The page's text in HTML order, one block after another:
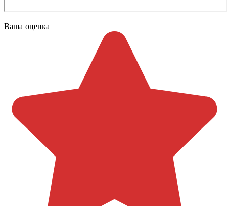
Ваша оценка